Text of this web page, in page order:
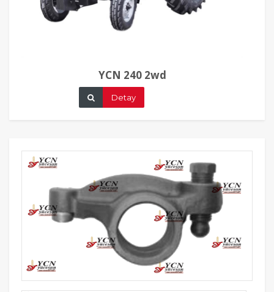
YCN 240 2wd
Detay